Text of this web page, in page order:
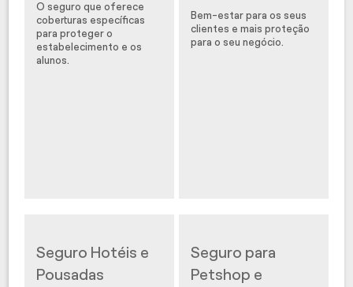
O seguro que oferece
coberturas específicas
para proteger o
estabelecimento e os
alunos.
Bem-estar para os seus
clientes e mais proteção
para o seu negócio.
Seguro Hotéis e
Pousadas
Seguro para
Petshop e